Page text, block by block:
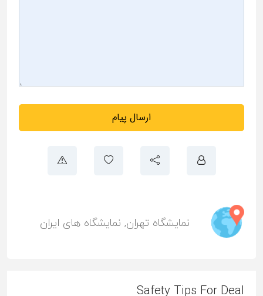
ارسال پیام
نمایشگاه تهران, نمایشگاه های ایران
Safety Tips For Deal